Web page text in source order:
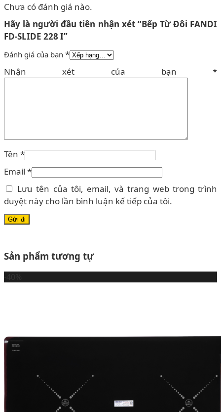
Chưa có đánh giá nào.
Hãy là người đầu tiên nhận xét “Bếp Từ Đôi FANDI
FD-SLIDE 228 I”
Đánh giá của bạn *
Nhận xét của bạn *
Tên *
Email *
Lưu tên của tôi, email, và trang web trong trình
duyệt này cho lần bình luận kế tiếp của tôi.
Sản phẩm tương tự